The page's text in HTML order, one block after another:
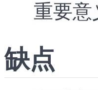
重要意
缺点